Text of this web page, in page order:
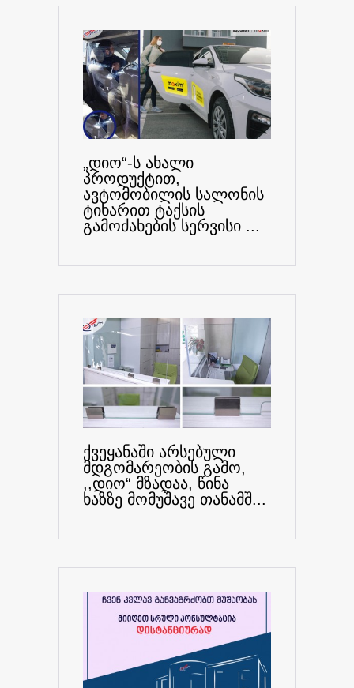
„დიო“-ს ახალი
პროდუქტით,
ავტომობილის სალონის
ტიხარით ტაქსის
გამოძახების სერვისი ...
ქვეყანაში არსებული
მდგომარეობის გამო,
,,დიო“ მზადაა, წინა
ხაზზე მომუშავე თანამშ...